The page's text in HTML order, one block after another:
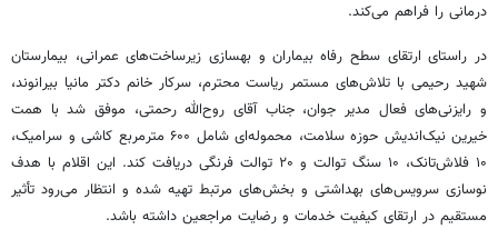
درمانی را فراهم می‌کند.
در راستای ارتقای سطح رفاه بیماران و بهسازی زیرساخت‌های عمرانی، بیمارستان
شهید رحیمی با تلاش‌های مستمر ریاست محترم، سرکار خانم دکتر مانیا بیرانوند،
و رایزنی‌های فعال مدیر جوان، جناب آقای روح‌الله رحمتی، موفق شد با همت
خیرین نیک‌اندیش حوزه سلامت، محموله‌ای شامل ۶۰۰ مترمربع کاشی و سرامیک،
۱۰ فلاش‌تانک، ۱۰ سنگ توالت و ۲۰ توالت فرنگی دریافت کند. این اقلام با هدف
نوسازی سرویس‌های بهداشتی و بخش‌های مرتبط تهیه شده و انتظار می‌رود تأثیر
مستقیم در ارتقای کیفیت خدمات و رضایت مراجعین داشته باشد.